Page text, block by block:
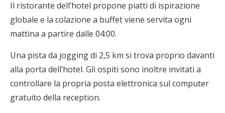
Il ristorante dell’hotel propone piatti di ispirazione
globale e la colazione a buffet viene servita ogni
mattina a partire dalle 04:00.
Una pista da jogging di 2,5 km si trova proprio davanti
alla porta dell’hotel. Gli ospiti sono inoltre invitati a
controllare la propria posta elettronica sul computer
gratuito della reception.